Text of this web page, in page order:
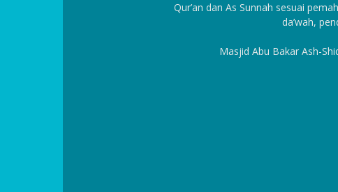
Qur’an dan As Sunnah sesuai
da’wah,
Masjid Abu Bakar Ash-